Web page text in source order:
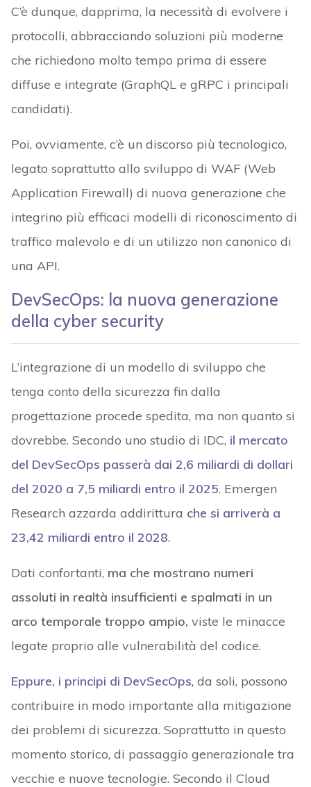
C’è dunque, dapprima, la necessità di evolvere i
protocolli, abbracciando soluzioni più moderne
che richiedono molto tempo prima di essere
diffuse e integrate (GraphQL e gRPC i principali
candidati).
Poi, ovviamente, c’è un discorso più tecnologico,
legato soprattutto allo sviluppo di WAF (Web
Application Firewall) di nuova generazione che
integrino più efficaci modelli di riconoscimento di
traffico malevolo e di un utilizzo non canonico di
una API.
DevSecOps: la nuova generazione
della cyber security
L’integrazione di un modello di sviluppo che
tenga conto della sicurezza fin dalla
progettazione procede spedita, ma non quanto si
dovrebbe. Secondo uno studio di IDC, il mercato
del DevSecOps passerà dai 2,6 miliardi di dollari
del 2020 a 7,5 miliardi entro il 2025. Emergen
Research azzarda addirittura che si arriverà a
23,42 miliardi entro il 2028.
Dati confortanti, ma che mostrano numeri
assoluti in realtà insufficienti e spalmati in un
arco temporale troppo ampio, viste le minacce
legate proprio alle vulnerabilità del codice.
Eppure, i principi di DevSecOps, da soli, possono
contribuire in modo importante alla mitigazione
dei problemi di sicurezza. Soprattutto in questo
momento storico, di passaggio generazionale tra
vecchie e nuove tecnologie. Secondo il Cloud